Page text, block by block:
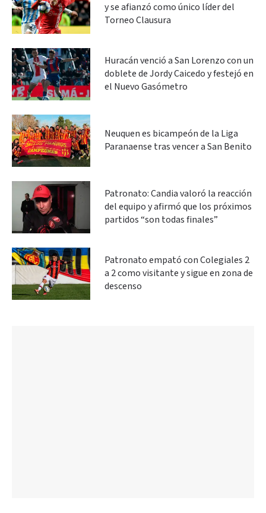
y se afianzó como único líder del
Torneo Clausura
Huracán venció a San Lorenzo con un
doblete de Jordy Caicedo y festejó en
el Nuevo Gasómetro
Neuquen es bicampeón de la Liga
Paranaense tras vencer a San Benito
Patronato: Candia valoró la reacción
del equipo y afirmó que los próximos
partidos “son todas finales”
Patronato empató con Colegiales 2
a 2 como visitante y sigue en zona de
descenso